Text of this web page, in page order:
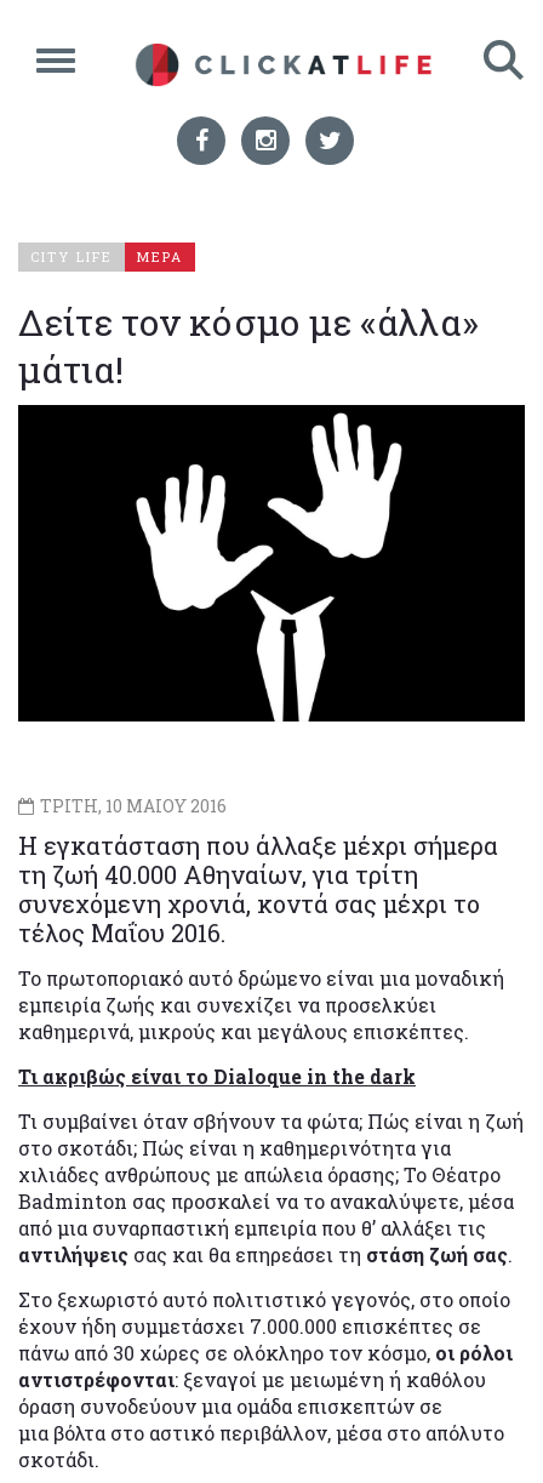
CITY LIFE ΜΕΡΑ
Δείτε τον κόσμο με «άλλα»
μάτια!
ΤΡΙΤΗ, 10 ΜΑΙΟΥ 2016
Η εγκατάσταση που άλλαξε μέχρι σήμερα
τη ζωή 40.000 Αθηναίων, για τρίτη
συνεχόμενη χρονιά, κοντά σας μέχρι το
τέλος Μαΐου 2016.
Το πρωτοποριακό αυτό δρώμενο είναι μια μοναδική
εμπειρία ζωής και συνεχίζει να προσελκύει
καθημερινά, μικρούς και μεγάλους επισκέπτες.
Τι ακριβώς είναι το Dialoque in the dark
Τι συμβαίνει όταν σβήνουν τα φώτα; Πώς είναι η ζωή
στο σκοτάδι; Πώς είναι η καθημερινότητα για
χιλιάδες ανθρώπους με απώλεια όρασης; Το Θέατρο
Badminton σας προσκαλεί να το ανακαλύψετε, μέσα
από μια συναρπαστική εμπειρία που θ’ αλλάξει τις
αντιλήψεις σας και θα επηρεάσει τη στάση ζωή σας.
Στο ξεχωριστό αυτό πολιτιστικό γεγονός, στο οποίο
έχουν ήδη συμμετάσχει 7.000.000 επισκέπτες σε
πάνω από 30 χώρες σε ολόκληρο τον κόσμο, οι ρόλοι
αντιστρέφονται: ξεναγοί με μειωμένη ή καθόλου
όραση συνοδεύουν μια ομάδα επισκεπτών σε
μια βόλτα στο αστικό περιβάλλον, μέσα στο απόλυτο
σκοτάδι.